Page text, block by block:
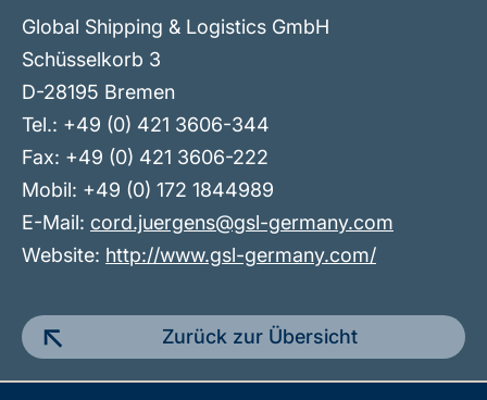
Global Shipping & Logistics GmbH
Schüsselkorb 3
D-28195 Bremen
Tel.: +49 (0) 421 3606-344
Fax: +49 (0) 421 3606-222
Mobil: +49 (0) 172 1844989
E-Mail: cord.juergens@gsl-germany.com
Website: http://www.gsl-germany.com/
Zurück zur Übersicht